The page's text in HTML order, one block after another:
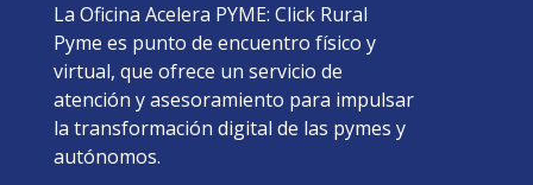
La Oficina Acelera PYME: Click Rural
Pyme es punto de encuentro físico y
virtual, que ofrece un servicio de
atención y asesoramiento para impulsar
la transformación digital de las pymes y
autónomos.